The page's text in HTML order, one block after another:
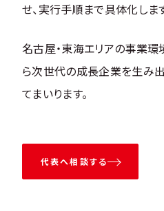
せ、実行手順まで具体化しま
名古屋・東海エリアの事業環
ら次世代の成長企業を生み
てまいります。
代表へ相談する